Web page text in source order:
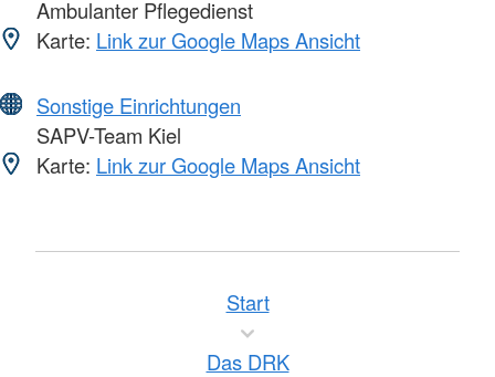
Ambulanter Pflegedienst
Karte: Link zur Google Maps Ansicht
Sonstige Einrichtungen
SAPV-Team Kiel
Karte: Link zur Google Maps Ansicht
Start
Das DRK